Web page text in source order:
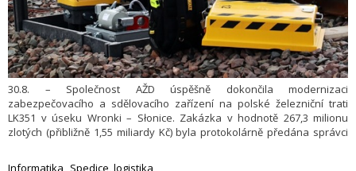
30.8. – Společnost AŽD úspěšně dokončila modernizaci
zabezpečovacího a sdělovacího zařízení na polské železniční trati
LK351 v úseku Wronki – Słonice. Zakázka v hodnotě 267,3 milionu
zlotých (přibližně 1,55 miliardy Kč) byla protokolárně předána správci
Informatika Spedice, logistika